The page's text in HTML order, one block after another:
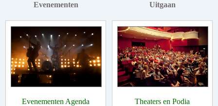
Evenementen
Evenementen Agenda
Uitgaan
Theaters en Podia